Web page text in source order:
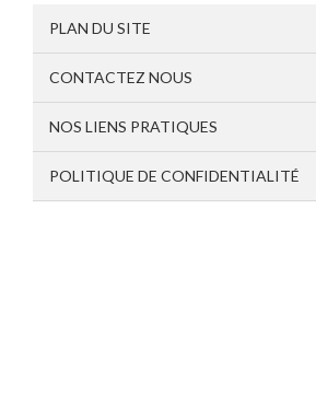
PLAN DU SITE
CONTACTEZ NOUS
NOS LIENS PRATIQUES
POLITIQUE DE CONFIDENTIALITÉ